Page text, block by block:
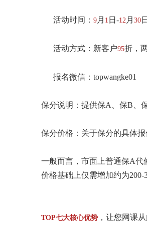
活动时间： 9 月 1 日-12 月 30 日
活动方式：新客户95折，
报名微信：topwangke01
保分说明：提供保A、保B、
保分价格：关于保分的具体
一般而言，市面上普通保A代
价格基础上仅需增加约为
TOP七大核心优势 ，让您网课